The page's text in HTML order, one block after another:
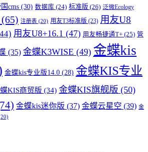
cms (30) 数据库 (24) 标准版 (26) 泛微Ecology
(65) 注册表 (20) 用友T3标准版 (23) 用友U8
用友U8+16.1 (47) 用友畅捷通T+ (25) 管
(35) 金蝶K3WISE (49) 金蝶kis
金蝶kis专业版14.0 (28) 金蝶KIS专业
KIS商贸版 (34) 金蝶KIS旗舰版 (50)
金蝶kis迷你版 (37) 金蝶云星空 (39) 金